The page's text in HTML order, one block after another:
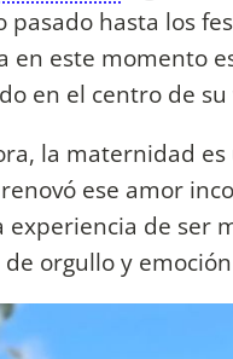
pasado hasta los
en este momento
en el centro de su
la maternidad
ese amor
experiencia de ser
orgullo y